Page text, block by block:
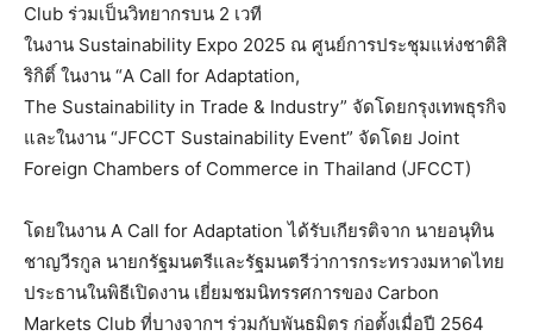
Club ร่วมเป็นวิทยากรบน 2 เวที
ในงาน Sustainability Expo 2025 ณ ศูนย์การประชุมแห่งชาติสิ
ริกิติ์ ในงาน “A Call for Adaptation,
The Sustainability in Trade & Industry” จัดโดยกรุงเทพธุรกิจ
และในงาน “JFCCT Sustainability Event” จัดโดย Joint
Foreign Chambers of Commerce in Thailand (JFCCT)
โดยในงาน A Call for Adaptation ได้รับเกียรติจาก นายอนุทิน
ชาญวีรกูล นายกรัฐมนตรีและรัฐมนตรีว่าการกระทรวงมหาดไทย
ประธานในพิธีเปิดงาน เยี่ยมชมนิทรรศการของ Carbon
Markets Club ที่บางจากฯ ร่วมกับพันธมิตร ก่อตั้งเมื่อปี 2564